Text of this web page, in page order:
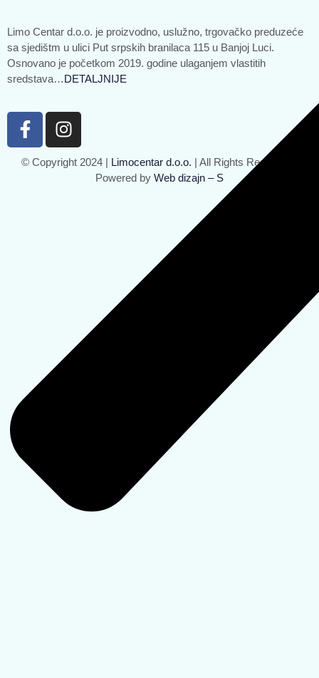
Limo Centar d.o.o. je proizvodno, uslužno, trgovačko preduzeće
sa sjedištm u ulici Put srpskih branilaca 115 u Banjoj Luci.
Osnovano je početkom 2019. godine ulaganjem vlastitih
sredstava…DETALJNIJE
© Copyright 2024 | Limocentar d.o.o. | All Rights Reserved |
Powered by Web dizajn – S